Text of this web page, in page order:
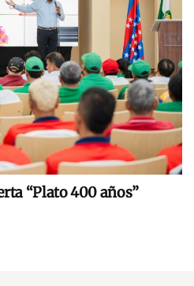
“Plato 400 años”